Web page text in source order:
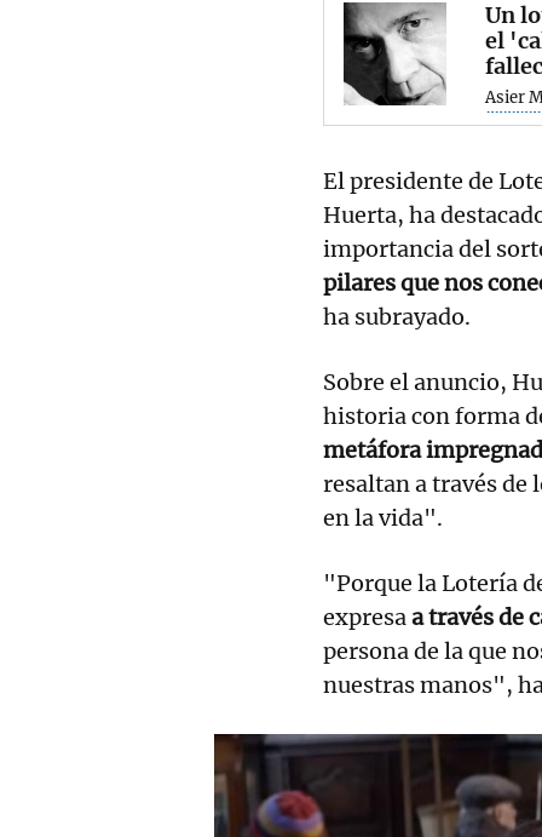
Un
el
Asier
El presidente de
Huerta, ha
importancia del
pilares que nos
ha subrayado.
Sobre el anuncio,
historia con forma
metáfora
resaltan a través de
en la vida".
"Porque la Lotería
expresaa través de
persona de la que
nuestras manos",